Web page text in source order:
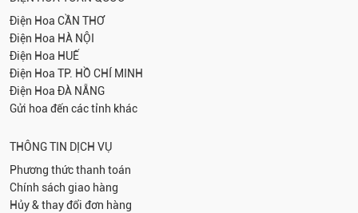
Điện Hoa CẦN THƠ
Điện Hoa HÀ NỘI
Điện Hoa HUẾ
Điện Hoa TP. HỒ CHÍ MINH
Điện Hoa ĐÀ NẴNG
Gửi hoa đến các tỉnh khác
THÔNG TIN DỊCH VỤ
Phương thức thanh toán
Chính sách giao hàng
Hủy & thay đổi đơn hàng